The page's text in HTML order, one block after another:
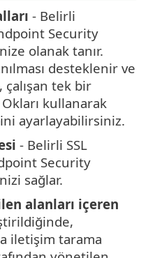
- Belirli
Security
olanak tanır.
desteklenir ve
tek bir
kullanarak
ayarlayabilirsiniz.
- Belirli SSL
Security
sağlar.
alanları içeren
iletişim tarama